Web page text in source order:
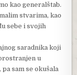
kao generalštab.
stvarima, kao
sebe i svojih
saradnika koji
u
sam se okušala